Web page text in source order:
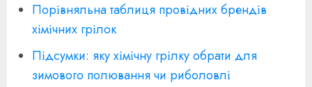
Порівняльна таблиця провідних брендів
хімічних грілок
Підсумки: яку хімічну грілку обрати для
зимового полювання чи риболовлі